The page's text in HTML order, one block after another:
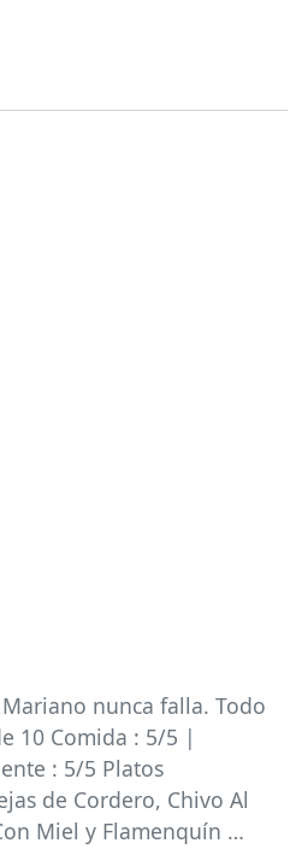
nunca falla. Todo
10 Comida : 5/5 |
: 5/5 Platos
de Cordero, Chivo Al
Miel y Flamenquín …